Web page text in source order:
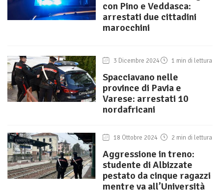
con Pino e Veddasca:
arrestati due cittadini
marocchini
3 Dicembre 2024 1 min di lettura
Spacciavano nelle
province di Pavia e
Varese: arrestati 10
nordafricani
18 Ottobre 2024 2 min di lettura
Aggressione in treno:
studente di Albizzate
pestato da cinque ragazzi
mentre va all’Università